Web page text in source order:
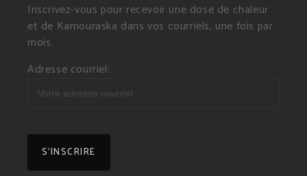
Inscrivez-vous pour recevoir une dose de chaleur
et de Kamouraska dans vos courriels, une fois par
mois.
Adresse courriel: